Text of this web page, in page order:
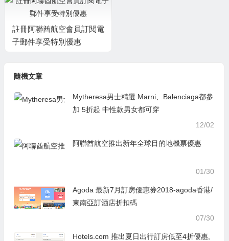
註冊阿聯酋航空會員訂閱電
子郵件享受特別優惠
隨機文章
Mytheresa男士精選 Marni、Balenciaga都參
加 5折起 中性款男女都可穿
12/02
阿聯酋航空推出新年全球目的地機票優惠
01/30
Agoda 最新7月訂房優惠券2018-agoda香港/
東南亞訂酒店折扣碼
07/30
Hotels.com 推出夏日出行訂房低至4折優惠,